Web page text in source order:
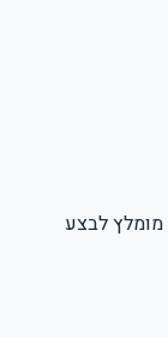
מומלץ לבצע